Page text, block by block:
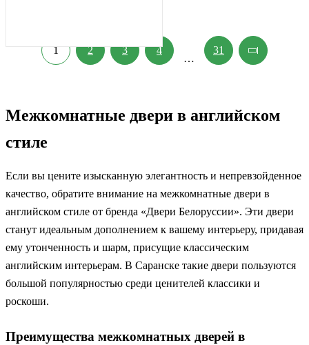
1 2 3 4
…
31
Межкомнатные двери в английском
стиле
Если вы цените изысканную элегантность и непревзойденное
качество, обратите внимание на межкомнатные двери в
английском стиле от бренда «Двери Белоруссии». Эти двери
станут идеальным дополнением к вашему интерьеру, придавая
ему утонченность и шарм, присущие классическим
английским интерьерам. В Саранске такие двери пользуются
большой популярностью среди ценителей классики и
роскоши.
Преимущества межкомнатных дверей в